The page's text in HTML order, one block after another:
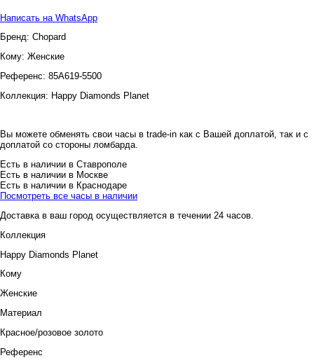
Написать на WhatsApp
Бренд: Chopard
Кому: Женские
Референс: 85A619-5500
Коллекция: Happy Diamonds Planet
Вы можете обменять свои часы в trade-in как с Вашей доплатой, так и с
доплатой со стороны ломбарда.
Есть в наличии в Ставрополе
Есть в наличии в Москве
Есть в наличии в Краснодаре
Посмотреть все часы в наличии
Доставка в ваш город осуществляется в течении 24 часов.
Коллекция
Happy Diamonds Planet
Кому
Женские
Материал
Красное/розовое золото
Референс